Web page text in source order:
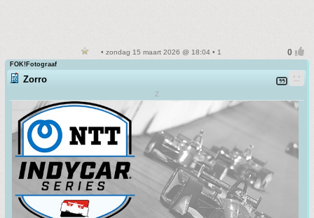
• zondag 15 maart 2026 @ 18:04 • 1
FOK!Fotograaf
Zorro
Z